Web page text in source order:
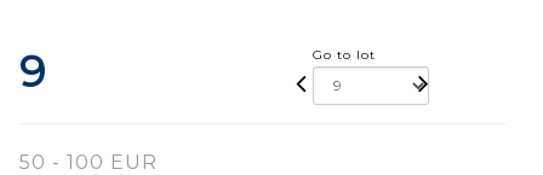
9 Go to lot
50 - 100 EUR